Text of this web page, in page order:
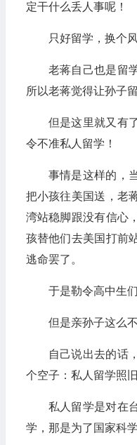
定干什么丢人事呢！
只好留学，换个
老蒋自己也是留
所以老蒋觉得让孙子
但是这里就又有
令不准私人留学！
事情是这样的，
把小孩往美国送，老
湾站稳脚跟没有信心
孩替他们去美国打前
逃命罢了。
于是勒令高中生
但是亲孙子这么
自己说出去的话
个空子：私人留学照
私人留学是对在
学，那是为了国家科